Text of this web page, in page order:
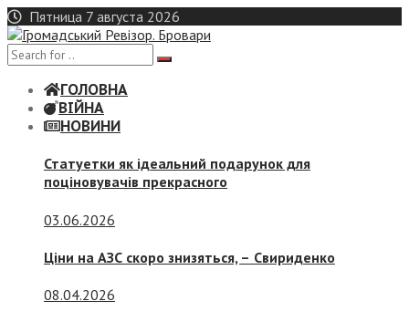
Skip
to
content
Пятница 7 августа 2026
ГОЛОВНА
ВІЙНА
НОВИНИ
Статуетки як ідеальний подарунок для
поціновувачів прекрасного
03.06.2026
Ціни на АЗС скоро знизяться, – Свириденко
08.04.2026